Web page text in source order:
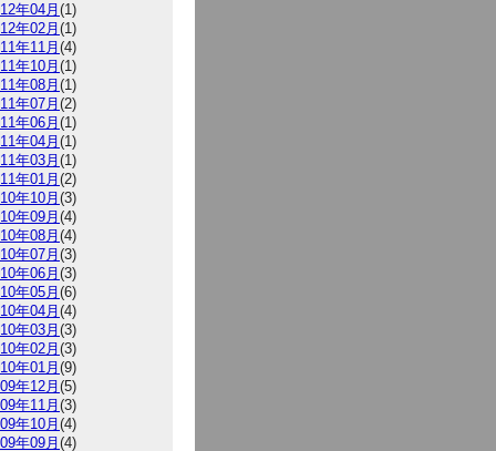
年04月(1)
年02月(1)
年11月(4)
年10月(1)
年08月(1)
年07月(2)
年06月(1)
年04月(1)
年03月(1)
年01月(2)
年10月(3)
年09月(4)
年08月(4)
年07月(3)
年06月(3)
年05月(6)
年04月(4)
年03月(3)
年02月(3)
年01月(9)
年12月(5)
年11月(3)
年10月(4)
年09月(4)